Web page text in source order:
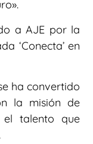
a AJE por la
‘Conecta’ en
ha convertido
la misión de
talento que